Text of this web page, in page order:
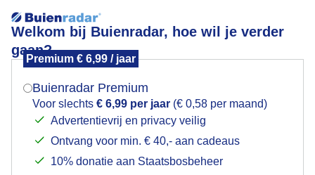
Welkom bij Buienradar, hoe wil je verder
gaan?
Premium € 6,99 / jaar
Buienradar Premium
Voor slechts € 6,99 per jaar (€ 0,58 per maand)
Advertentievrij en privacy veilig
Ontvang voor min. € 40,- aan cadeaus
10% donatie aan Staatsbosbeheer
Weer een regenbui - Enschede
Mogen we je locatie gebruiken voor het
Indien je hier nog geen akkoord op hebt gegeven,
verschijnt er zo een pop-up uit je browser waarin